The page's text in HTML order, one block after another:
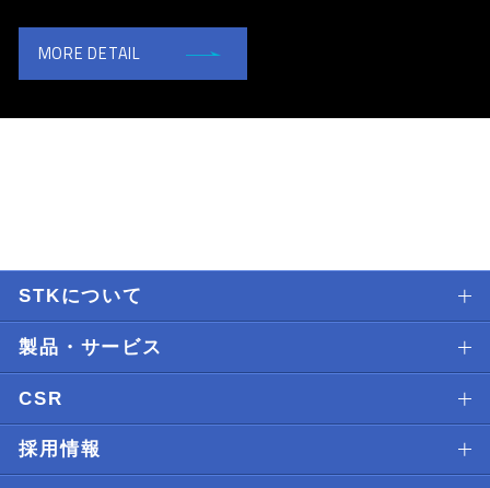
MORE DETAIL
STKについて
製品・サービス
CSR
採用情報